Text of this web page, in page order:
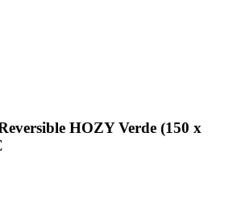
HOZY Verde (150 x